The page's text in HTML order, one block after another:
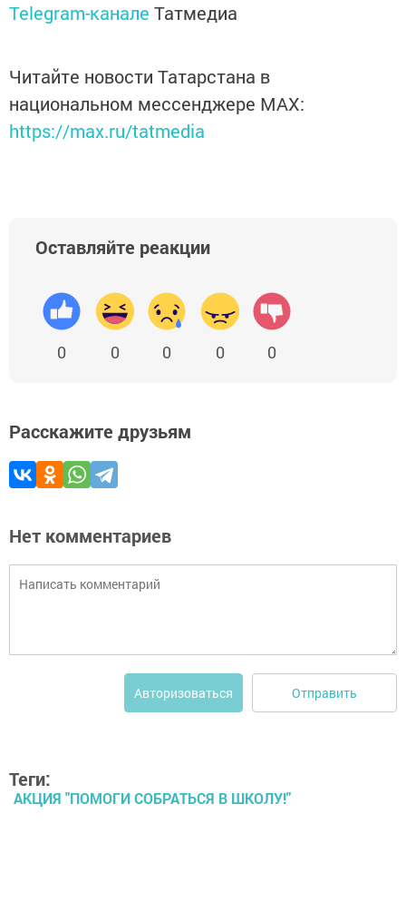
Telegram-канале Татмедиа
Читайте новости Татарстана в
национальном мессенджере MАХ:
https://max.ru/tatmedia
Оставляйте реакции
0 0 0 0 0
Расскажите друзьям
Нет комментариев
Авторизоваться Отправить
Теги:
АКЦИЯ "ПОМОГИ СОБРАТЬСЯ В ШКОЛУ!"